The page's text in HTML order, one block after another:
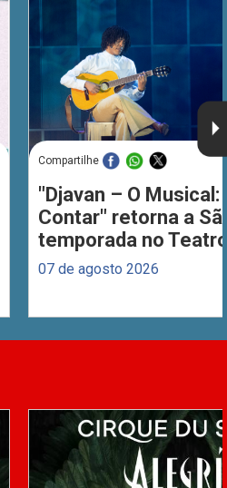
Compartilhe
"Djavan – O Musical:
Contar" retorna a
temporada no
07 de agosto 2026